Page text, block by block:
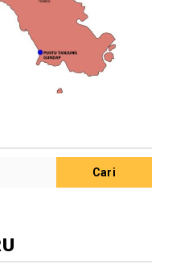
Cari